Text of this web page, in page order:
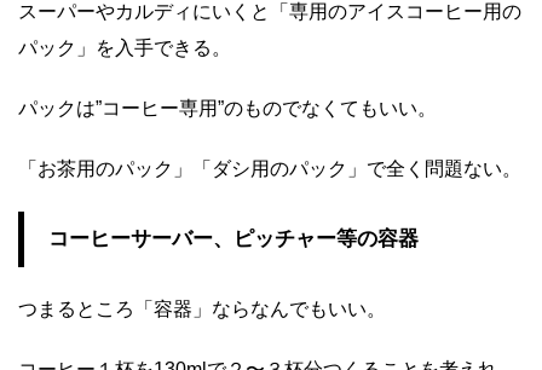
スーパーやカルディにいくと「専用のアイスコーヒー用の
パック」を入手できる。
パックは”コーヒー専用”のものでなくてもいい。
「お茶用のパック」「ダシ用のパック」で全く問題ない。
コーヒーサーバー、ピッチャー等の容器
つまるところ「容器」ならなんでもいい。